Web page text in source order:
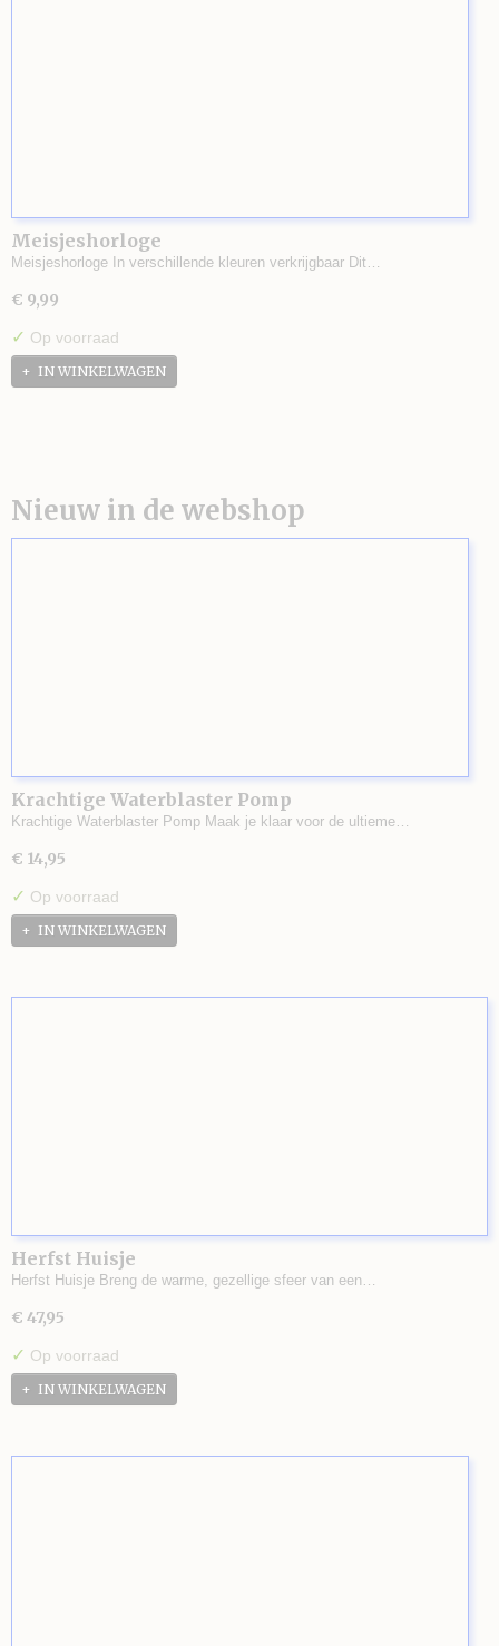
Meisjeshorloge
Meisjeshorloge In verschillende kleuren verkrijgbaar Dit…
€ 9,99
✓ Op voorraad
IN WINKELWAGEN
Nieuw in de webshop
Krachtige Waterblaster Pomp
Krachtige Waterblaster Pomp Maak je klaar voor de ultieme…
€ 14,95
✓ Op voorraad
IN WINKELWAGEN
Herfst Huisje
Herfst Huisje Breng de warme, gezellige sfeer van een…
€ 47,95
✓ Op voorraad
IN WINKELWAGEN